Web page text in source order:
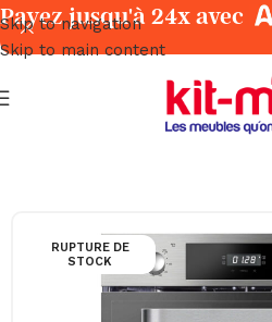
Skip to navigation
Skip to main content
Électroménager Cuisson
RUPTURE DE
STOCK
Payez jusqu'à 24x avec